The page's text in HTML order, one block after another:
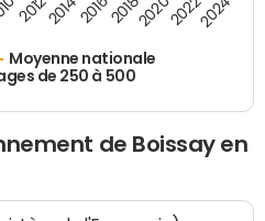
Moyenne nationale
de 250 à 500
2012201420162018202020222024
de Boissay en